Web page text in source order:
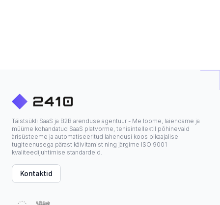
Täistsükli SaaS ja B2B arenduse agentuur - Me loome, laiendame ja
müüme kohandatud SaaS platvorme, tehisintellektil põhinevaid
ärisüsteeme ja automatiseeritud lahendusi koos pikaajalise
tugiteenusega pärast käivitamist ning järgime ISO 9001
kvaliteedijuhtimise standardeid.
Kontaktid